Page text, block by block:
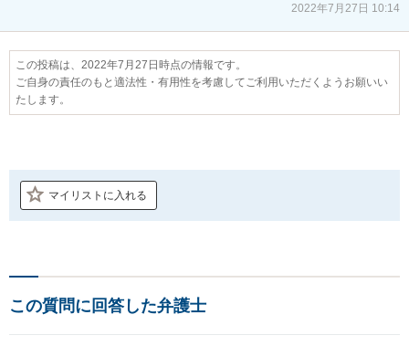
2022年7月27日 10:14
この投稿は、2022年7月27日時点の情報です。
ご自身の責任のもと適法性・有用性を考慮してご利用いただくようお願いい
たします。
マイリストに入れる
この質問に回答した弁護士